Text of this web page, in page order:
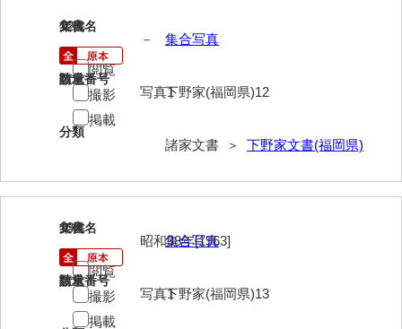
桂家文書（宇部市1）
桂家文書（宇部市2）
桂家文書（下関市長府）
桂家文書（大阪市）
金津家文書
金谷家文書
金子家文書
兼重家文書
12
文書名
集合写真
請求番号
下野家(福岡県)12
分類
諸家文書 ＞ 下野家文書(福岡県)
年代
－
数量
写真1
閲覧
撮影
掲載
13
文書名
集合写真
請求番号
下野家(福岡県)13
年代
昭和38年[1963]
数量
写真1
閲覧
撮影
掲載